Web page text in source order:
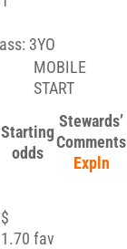
3YO
MOBILE
START
Starting
odds
Stewards’
Comments
Expln
$
1.70 fav